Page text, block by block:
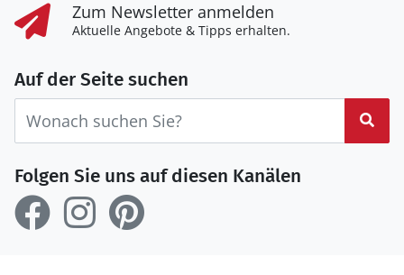
Zum Newsletter anmelden
Aktuelle Angebote & Tipps erhalten.
Auf der Seite suchen
Folgen Sie uns auf diesen Kanälen